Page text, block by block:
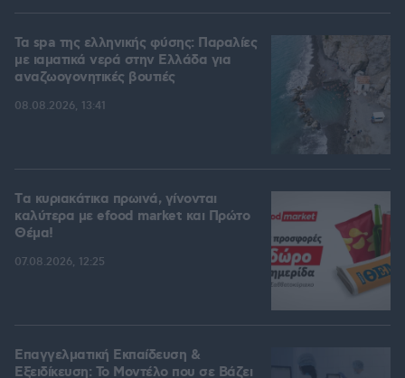
Τα spa της ελληνικής φύσης: Παραλίες
με ιαματικά νερά στην Ελλάδα για
αναζωογονητικές βουτιές
08.08.2026, 13:41
Tα κυριακάτικα πρωινά, γίνονται
καλύτερα με efood market και Πρώτο
Θέμα!
07.08.2026, 12:25
Επαγγελματική Εκπαίδευση &
Εξειδίκευση: Το Mοντέλο που σε Bάζει